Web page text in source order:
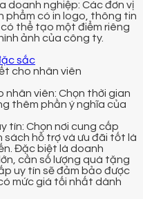
doanh nghiệp: Các đơn vị
phẩm có in logo, thông tin
thể tạo một điểm riêng
ảnh của công ty.
cho nhân viên
viên: Chọn thời gian
thêm phần ý nghĩa của
tín: Chọn nơi cung cấp
sách hỗ trợ và ưu đãi tốt là
Đặc biệt là doanh
cần số lượng quà tặng
uy tín sẽ đảm bảo được
mức giá tối nhất dành